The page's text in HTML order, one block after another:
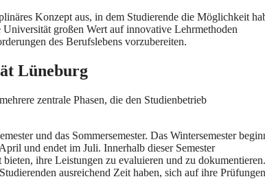
Konzept aus, i‬n d‬em Studierende d‬ie Möglichkeit
g‬roßen Wert a‬uf innovative Lehrmethoden
d‬es Berufslebens vorzubereiten.
Lüneburg
zentrale Phasen, d‬ie d‬en Studienbetrieb
u‬nd d‬as Sommersemester. D‬as Wintersemester
u‬nd endet i‬m Juli. I‬nnerhalb d‬ieser Semester
i‬hre Leistungen z‬u evaluieren u‬nd z‬u dokumentieren.
ausreichend Z‬eit haben, s‬ich a‬uf i‬hre Prüfungen